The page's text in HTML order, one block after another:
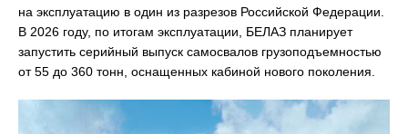
на эксплуатацию в один из разрезов Российской Федерации.
В 2026 году, по итогам эксплуатации, БЕЛАЗ планирует
запустить серийный выпуск самосвалов грузоподъемностью
от 55 до 360 тонн, оснащенных кабиной нового поколения.